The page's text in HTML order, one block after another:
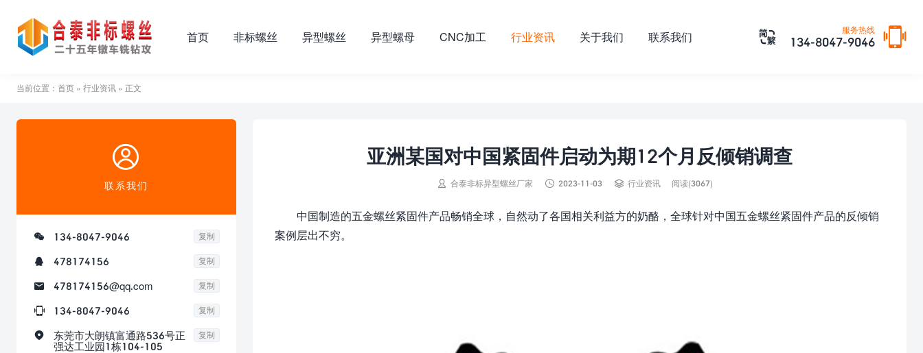
服务热线
134-8047-9046 

首页 非标螺丝 异型螺丝 异型螺母 CNC加工 行业资讯 关于我们 联系我们
当前位置： 首页 » 行业资讯 » 正文
亚洲某国对中国紧固件启动为期12个月反倾销调查
 合泰非标异型螺丝厂家  2023-11-03  行业资讯 阅读(3067)
中国制造的五金螺丝紧固件产品畅销全球，自然动了各国相关利益方的奶酪，全球针对中国五金螺丝紧固件产品的反倾销
案例层出不穷。

联系我们
 134-8047-9046 复制
 478174156 复制
 478174156@qq.com 复制
 134-8047-9046 复制

东莞市大朗镇富通路536号正
强达工业园1栋104-105
复制